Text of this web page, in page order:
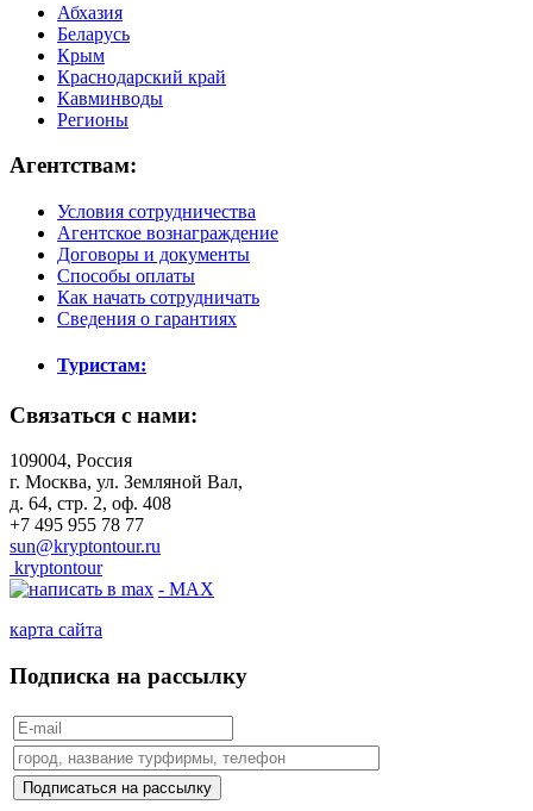
Абхазия
Беларусь
Крым
Краснодарский край
Кавминводы
Регионы
Агентствам:
Условия сотрудничества
Агентское вознаграждение
Договоры и документы
Способы оплаты
Как начать сотрудничать
Сведения о гарантиях
Туристам:
Связаться с нами:
109004, Россия
г. Москва, ул. Земляной Вал,
д. 64, стр. 2, оф. 408
+7 495 955 78 77
sun@kryptontour.ru
kryptontour
- MAX
карта сайта
Подписка на рассылку